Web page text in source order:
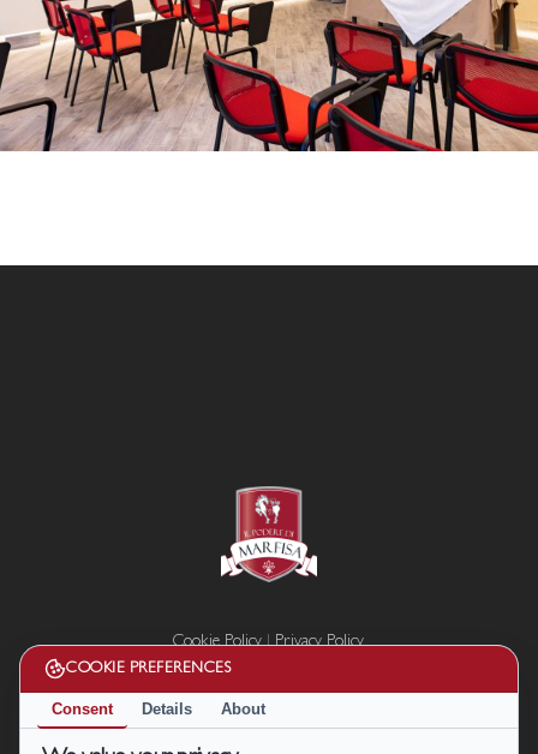
COOKIE PREFERENCES
Consent Details About
Cookie Policy|Privacy Policy
Termini e condizioni
Disconoscimento
Il Podere di Marfisa di Marfisa Società Agricola s.r.l. P. IVA/C.F.